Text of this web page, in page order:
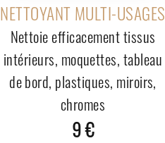
NETTOYANT MULTI-USAGES
Nettoie efficacement tissus
intérieurs, moquettes, tableau
de bord, plastiques, miroirs,
chromes
9 €